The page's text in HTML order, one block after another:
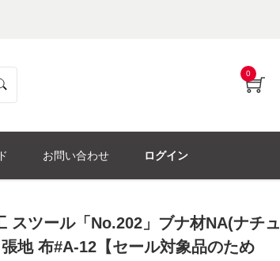
0
お問い合わせ ログイン
スツール「No.202」ブナ材NA(ナチュ
地 布#A-12【セール対象品のため